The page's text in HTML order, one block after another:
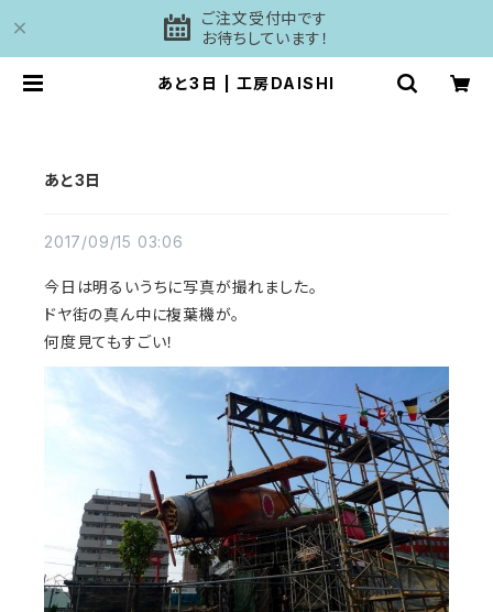
ご注文受付中です
お待ちしています！
あと3日 | 工房DAISHI
あと3日
2017/09/15 03:06
今日は明るいうちに写真が撮れました。
ドヤ街の真ん中に複葉機が。
何度見てもすごい！